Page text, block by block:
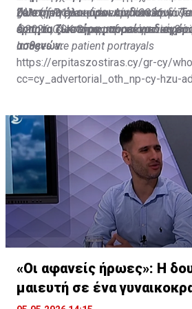
μέλος της οικογένειας που
αγοράς είτε στη φαρμακευτική
21% (n=21) συμφωνούν ότι
έρπητα ζωστήρα τον επόμενο
ζωστήρα όλοι όσοι κινδυνεύουν.
έρπητα ζωστήρα μπορεί να
ασθενών.
Date of Preparation: April 2026
©2026 GSK Group of companies or
Images are patient portrayals
https://erpitaszostiras.cy/gr-cy/
cc=cy_advertorial_oth_np-cy-hzu-
«Οι αφανείς ήρωες»: Η
μαιευτή σε ένα